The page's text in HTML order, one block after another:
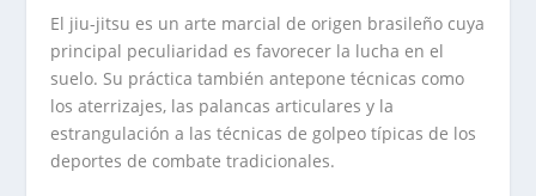
El jiu-jitsu es un arte marcial de origen brasileño cuya
principal peculiaridad es favorecer la lucha en el
suelo. Su práctica también antepone técnicas como
los aterrizajes, las palancas articulares y la
estrangulación a las técnicas de golpeo típicas de los
deportes de combate tradicionales.